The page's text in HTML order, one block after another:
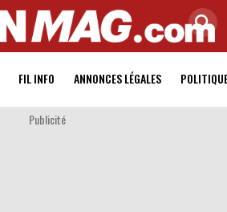
FIL INFO ANNONCES LÉGALES
Publicité